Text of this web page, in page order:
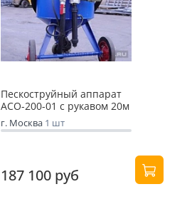
Пескоструйный аппарат
АСО-200-01 с рукавом 20м
г. Москва 1 шт
187 100 руб